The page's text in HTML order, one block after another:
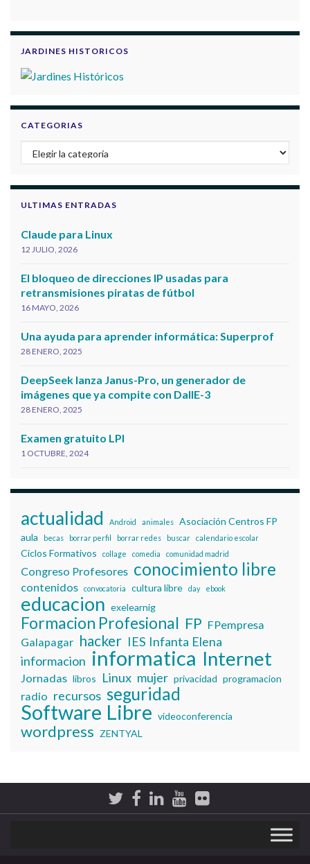
JARDINES HISTORICOS
CATEGORIAS
Categorias
ULTIMAS ENTRADAS
Claude para Linux
12 JULIO, 2026
El bloqueo de direcciones IP usadas para
retransmisiones piratas de fútbol
16 MAYO, 2026
Una ayuda para aprender informática: Superprof
28 ENERO, 2025
DeepSeek lanza Janus-Pro, un generador de
imágenes que ya compite con DallE-3
28 ENERO, 2025
Examen gratuito LPI
1 OCTUBRE, 2024
actualidad Android animales
Asociación Centros FP
aula
becas borrar perfil borrar redes buscar calendario escolar
Ciclos Formativos collage comedia comunidad madrid
Congreso Profesores conocimiento libre
contenidos convocatoria cultura libre day ebook
educacion exelearnig
Formacion Profesional FP FPempresa
Galapagar hacker IES Infanta Elena
informacion informatica Internet
Jornadas libros Linux mujer privacidad programacion
radio recursos seguridad
Software Libre videoconferencia
wordpress ZENTYAL